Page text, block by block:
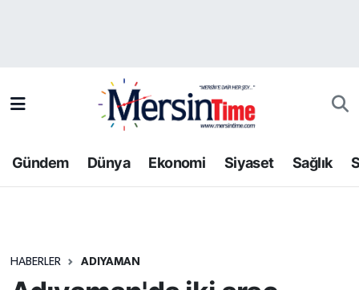
Gündem Dünya Ekonomi Siyaset Sağlık
HABERLER ADIYAMAN
Bilim-Teknoloji
Dünya
Ekonomi
Trafik Durumu
Tüm Manşetler
Haber Arşivi